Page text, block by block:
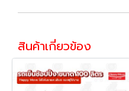
สินค้าเกี่ยวข้อง